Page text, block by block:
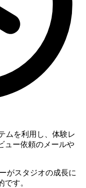
ムを利用し、体験レ
ュー依頼のメールや
がスタジオの成長に
す。